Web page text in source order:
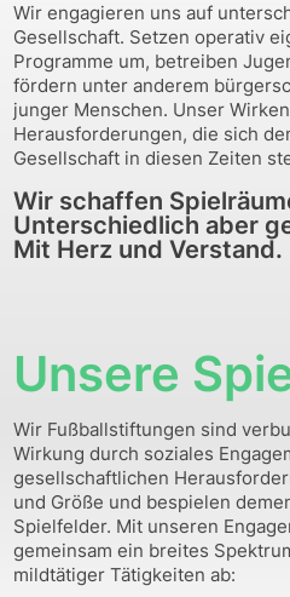
Wir engagieren uns auf
Gesellschaft. Setzen operativ
Programme um, betreiben
fördern unter anderem
junger Menschen. Unser
Herausforderungen, die sich
Gesellschaft in diesen Zeiten
Wir schaffen
Unterschiedlich aber
Mit Herz und Verstand.
Unsere
Wir Fußballstiftungen sind
Wirkung durch soziales
gesellschaftlichen
und Größe und bespielen
Spielfelder. Mit unseren
gemeinsam ein breites
mildtätiger Tätigkeiten ab: